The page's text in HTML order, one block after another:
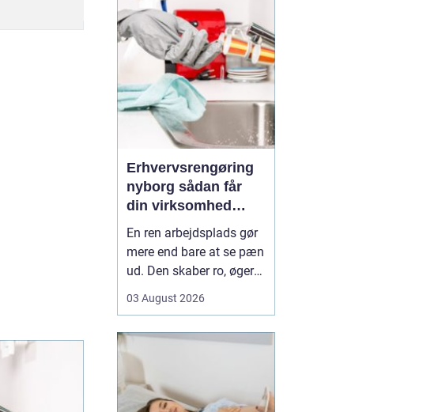
Svaret er for mange ja
især med de høje elpriser
og et stig...
Erhvervsrengøring
nyborg sådan får
din virksomhed
mere tid og bedre
rammer
En ren arbejdsplads gør
mere end bare at se pæn
ud. Den skaber ro, øger
et mere professionelt
og samarbejdspartnere.
For mange virksomheder
i Nyborg er
erhvervsrengøring derfor
03 August 2026